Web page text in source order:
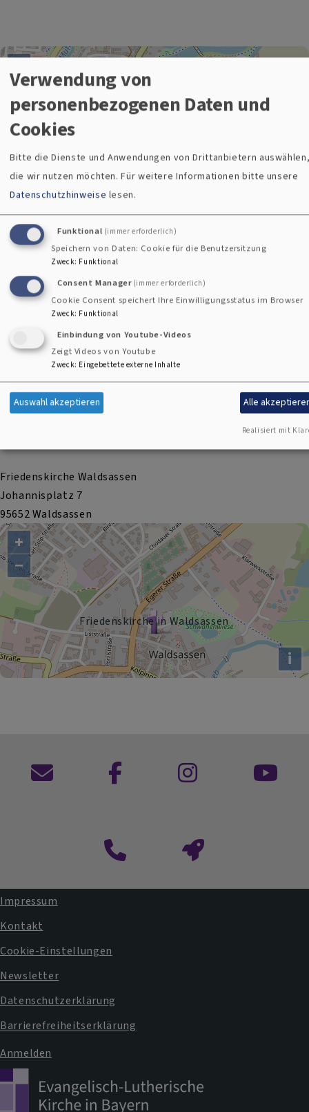
+
−
i
Friedenskirche Waldsassen
Johannisplatz 7
95652 Waldsassen
Friedenskirche in Waldsassen
+
−
i
Kontaktformular
Fußbereichsmenü
Impressum
Kontakt
Cookie-Einstellungen
Newsletter
Datenschutzerklärung
Barrierefreiheitserklärung
Benutzermenü
Anmelden
Verwendung von
personenbezogenen Daten und
Cookies
Bitte die Dienste und Anwendungen von Drittanbietern
die wir nutzen möchten.Für weitere Informationen bitte unsere
Datenschutzhinweise lesen.
Funktional (immer erforderlich)
Speichern von Daten: Cookie für die Benutzersitzung
Zweck: Funktional
Consent Manager (immer erforderlich)
Cookie Consent speichert Ihre Einwilligungsstatus im Browser
Zweck: Funktional
Einbindung von Youtube-Videos
Zeigt Videos von Youtube
Zweck: Eingebettete externe Inhalte
Auswahl akzeptieren Alle
Realisiert mit